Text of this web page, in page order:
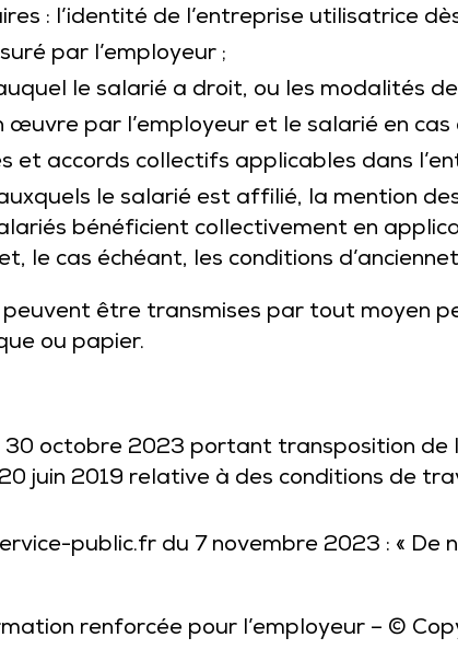
: l’identité de l’entreprise utilisatrice
par l’employeur ;
le salarié a droit, ou les modalités
par l’employeur et le salarié en
et accords collectifs applicables dans
le salarié est affilié, la mention
bénéficient collectivement en
le cas échéant, les conditions
être transmises par tout moyen
ou papier.
octobre 2023 portant transposition de
juin 2019 relative à des conditions de
public.fr du 7 novembre 2023 : « De
renforcée pour l’employeur – ©